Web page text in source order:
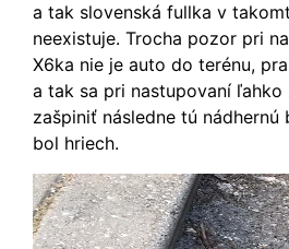
a tak slovenská fullka v
neexistuje. Trocha pozor pri
X6ka nie je auto do terénu,
a tak sa pri nastupovaní ľahko
zašpiniť následne tú
bol hriech.